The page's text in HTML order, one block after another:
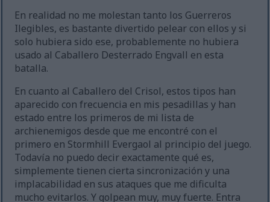
En realidad no me molestan tanto los Guerreros
Ilegibles, es bastante divertido pelear con ellos y si
solo hubiera sido ese, probablemente no hubiera
usado al Caballero Desterrado Engvall en esta
batalla.
En cuanto al Caballero del Crisol, estos tipos han
aparecido con frecuencia en mis pesadillas y han
estado entre los primeros de mi lista de
archienemigos desde que me encontré con el
primero en Stormhill Evergaol al principio del juego.
Todavía no puedo decir exactamente qué es,
simplemente tienen cierta sincronización y una
implacabilidad en sus ataques que me dificulta
mucho evitarlos. Y golpean muy, muy fuerte. Entra